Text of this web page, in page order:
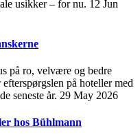
usikker – for nu. 12 Jun
på ro, velvære og bedre
på hoteller med
seneste år. 29 May 2026
hos Bühlmann